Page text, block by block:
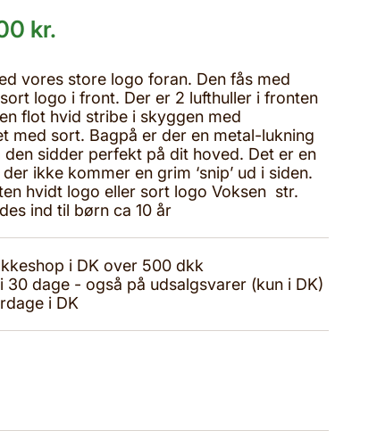
kr.
vores store logo foran. Den fås med
logo i front. Der er 2 lufthuller i fronten
flot hvid stribe i skyggen med
med sort. Bagpå er der en metal-lukning
den sidder perfekt på dit hoved. Det er en
ikke kommer en grim ‘snip’ ud i siden.
hvidt logo eller sort logo Voksen str.
ind til børn ca 10 år
i DK over 500 dkk
30 dage - også på udsalgsvarer (kun i DK)
i DK